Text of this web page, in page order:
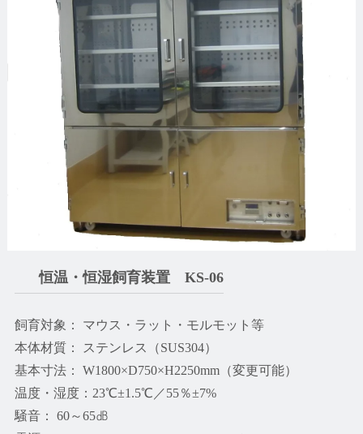
恒温・恒湿飼育装置 KS-06
飼育対象： マウス・ラット・モルモット等
本体材質： ステンレス（SUS304）
基本寸法： W1800×D750×H2250mm（変更可能）
温度・湿度：23℃±1.5℃／55％±7%
騒音： 60～65㏈